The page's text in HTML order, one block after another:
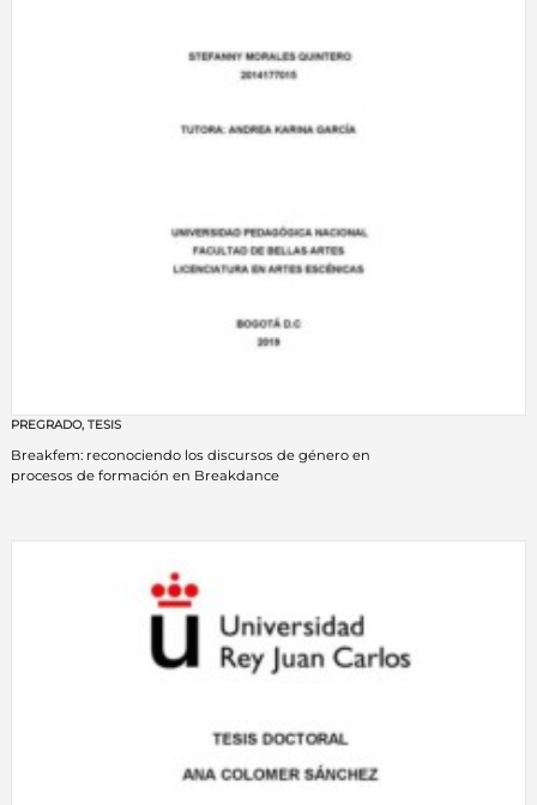
PREGRADO, TESIS
Breakfem: reconociendo los discursos de género en
procesos de formación en Breakdance